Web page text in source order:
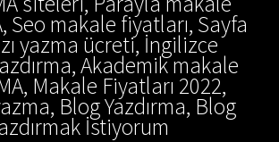
Seo makale fiyatları, Sayfa
yazma ücreti, İngilizce
Akademik makale
Makale Fiyatları 2022,
Blog Yazdırma, Blog
İstiyorum